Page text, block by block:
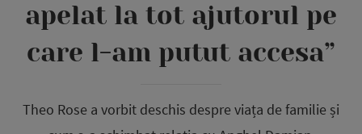
apelat la tot ajutorul pe
care l-am putut accesa”
Theo Rose a vorbit deschis despre viața de familie și